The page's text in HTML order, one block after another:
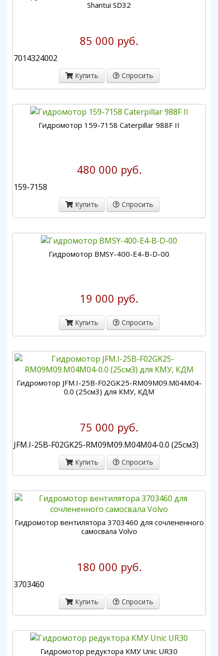
Shantui SD32
85 000 руб.
7014324002
Купить Спросить
Гидромотор 159-7158 Caterpillar 988F II
480 000 руб.
159-7158
Купить Спросить
Гидромотор BMSY-400-E4-B-D-00
19 000 руб.
Купить Спросить
Гидромотор JFM.I-25B-F02GK25-RM09M09.M04M04-
0.0 (25см3) для КМУ, КДМ
75 000 руб.
JFM.I-25B-F02GK25-RM09M09.M04M04-0.0 (25см3)
Купить Спросить
Гидромотор вентилятора 3703460 для сочлененного
самосвала Volvo
180 000 руб.
3703460
Купить Спросить
Гидромотор редуктора КМУ Unic UR30